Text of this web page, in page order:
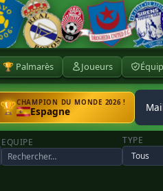
🏆 Palmarès Joueurs
🏆CHAMPION DU MONDE 2026 !
Espagne
EQUIPE TYPE